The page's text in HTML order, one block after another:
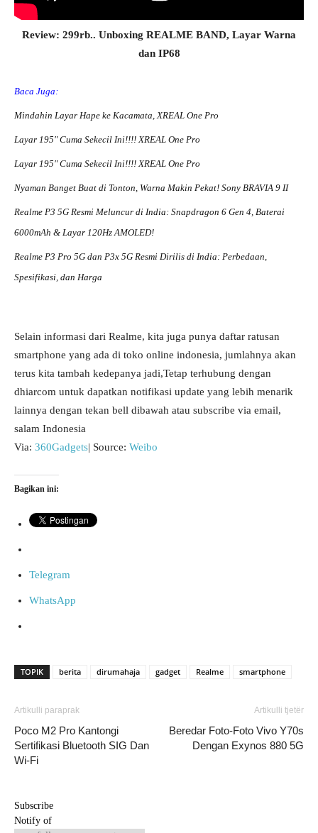
Review: 299rb.. Unboxing REALME BAND, Layar Warna
dan IP68
Baca Juga:
Mindahin Layar Hape ke Kacamata, XREAL One Pro
Layar 195″ Cuma Sekecil Ini!!!! XREAL One Pro
Layar 195″ Cuma Sekecil Ini!!!! XREAL One Pro
Nyaman Banget Buat di Tonton, Warna Makin Pekat! Sony BRAVIA 9 II
Realme P3 5G Resmi Meluncur di India: Snapdragon 6 Gen 4, Baterai
6000mAh & Layar 120Hz AMOLED!
Realme P3 Pro 5G dan P3x 5G Resmi Dirilis di India: Perbedaan,
Spesifikasi, dan Harga
Selain informasi dari Realme, kita juga punya daftar ratusan
smartphone yang ada di toko online indonesia, jumlahnya akan
terus kita tambah kedepanya jadi,Tetap terhubung dengan
dhiarcom untuk dapatkan notifikasi update yang lebih menarik
lainnya dengan tekan bell dibawah atau subscribe via email,
salam Indonesia
Via: 360Gadgets| Source: Weibo
Bagikan ini:
Telegram
WhatsApp
TOPIK berita dirumahaja gadget Realme smartphone
Artikulli paraprak
Poco M2 Pro Kantongi
Sertifikasi Bluetooth SIG Dan
Wi-Fi
Artikulli tjetër
Beredar Foto-Foto Vivo Y70s
Dengan Exynos 880 5G
Subscribe
Notify of